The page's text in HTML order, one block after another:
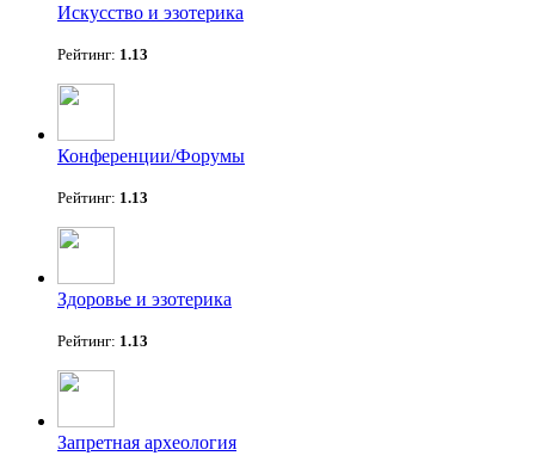
Искусство и эзотерика
Рейтинг: 1.13
Конференции/Форумы
Рейтинг: 1.13
Здоровье и эзотерика
Рейтинг: 1.13
Запретная археология